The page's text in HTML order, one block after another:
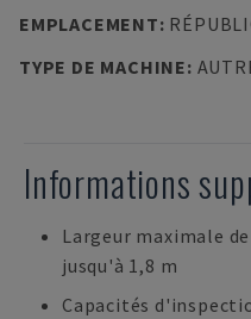
EMPLACEMENT:
TYPE DE MACHINE:
Informations
Largeur maximale
jusqu'à 1,8 m
Capacités